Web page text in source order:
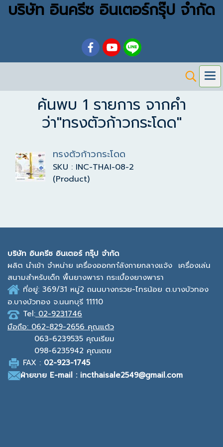
บริษัท อินครีซ อินเตอร์กรุ๊ป จำกัด
ค้นพบ 1 รายการ จากคำ
ว่า"ทรงตัวก้าวกระโดด"
ทรงตัวก้าวกระโดด
SKU : INC-THAI-08-2
(Product)
บริษัท อินครีซ อินเตอร์ กรุ๊ป จำกัด
ผลิต นำเข้า จำหน่าย เครื่องออกกาํลังกายกลางแจ้ง เครื่องเล่น
สนามสำหรับเด็ก พื้นยางพารา กระเบื้องยางพารา
ที่อยู่: 369/31 หมู่2 ถนนบางกรวย-ไทรน้อย ต.บางบัวทอง
อ.บางบัวทอง จ.นนทบุรี 11110
Tel: 02-9231746
มือถือ: 062-829-2656 คุณแต้ว
063-6239535 คุณเรียม
098-6235942 คุณเตย
FAX : 02-923-1745
ฝ่ายขาย E-mail : incthaisale2549@gmail.com